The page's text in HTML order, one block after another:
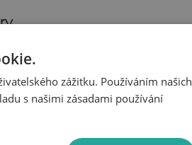
zážitku. Používáním našich
s našimi zásadami používání